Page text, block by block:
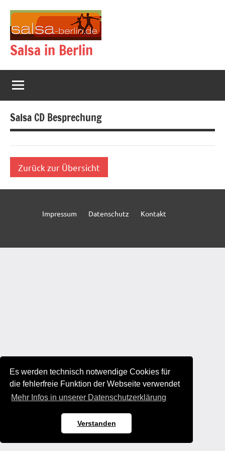
Es werden technisch notwendige Cookies für
die fehlerfreie Funktion der Webseite verwendet
Mehr Infos in unserer Datenschutzerklärung
Verstanden
springen
Salsa in Berlin
Salsa CD Besprechung
Zurück zur Übersicht
Impressum Datenschutz Kontakt